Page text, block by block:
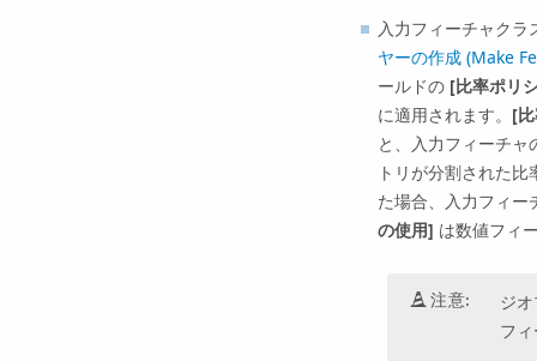
入力フィーチャク
ヤーの作成 (Make
ールドの [比率ポリ
に適用されます。 [
と、入力フィーチ
トリが分割された
た場合、入力フィー
の使用] は数値フィ
注意:
ジ
フ